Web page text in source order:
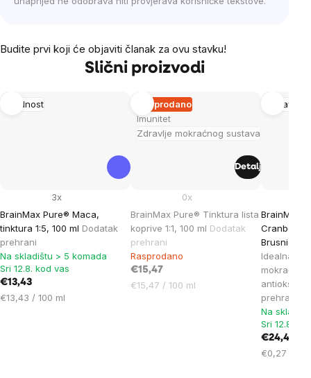
Budite prvi koji će objaviti članak za ovu stavku!
Slični proizvodi
Plodnost
BrainMax Pure® Maca,
tinktura 1:5, 100 ml Dodatak
prehrani
3x
Na skladištu > 5 komada
Sri 12.8. kod vas
€13,43
Cijena
€13,43 / 100 ml
Imunitet
Zdravlje mokraćnog sustava
Rasprodano
BrainMax Pure® Tinktura lista
koprive 1:1, 100 ml Dodatak
prehrani
0x
Rasprodano
€15,47
Cijena
€15,47 / 100 ml
Detalj
Zdravlje
BrainMax
Cranberry,
Brusnica
Idealna
prehrani
Na
Sri 12.8.
€24,44
Cijena
€0,27 / 1